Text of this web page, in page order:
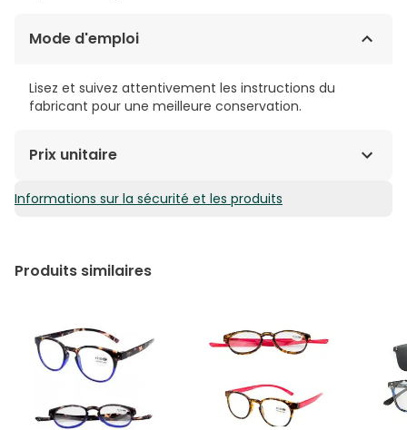
Mode d'emploi
Lisez et suivez attentivement les instructions du
fabricant pour une meilleure conservation.
Prix unitaire
14,13€ / Unités
Informations sur la sécurité et les produits
Produits similaires